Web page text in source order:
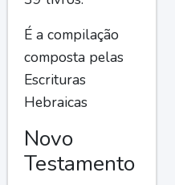
É a compilação
composta pelas
Escrituras
Hebraicas
Novo
Testamento